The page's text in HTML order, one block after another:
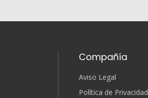
Compañía
Aviso Legal
Política de Privacidad